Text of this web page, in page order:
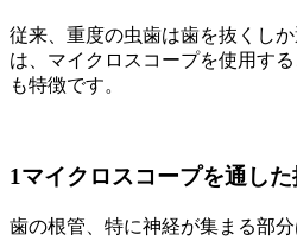
従来、重度の虫歯は歯を抜くし
は、マイクロスコープを使用す
も特徴です。
1マイクロスコープを通し
歯の根管、特に神経が集まる部